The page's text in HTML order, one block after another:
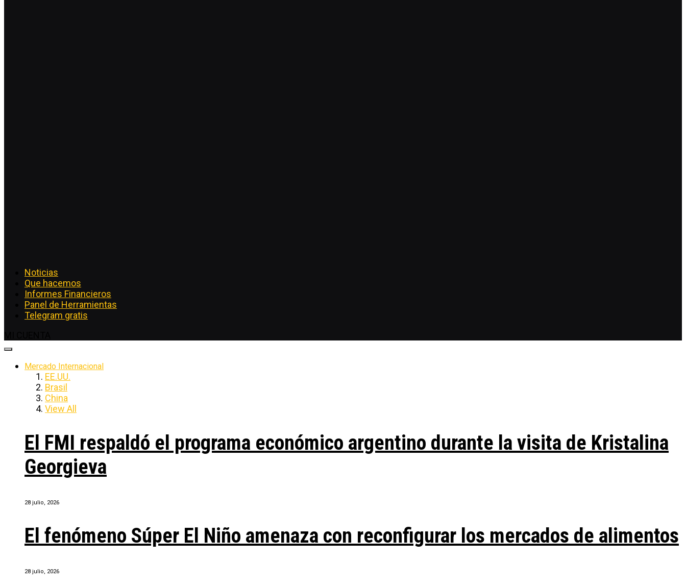
Noticias
Que hacemos
Informes Financieros
Panel de Herramientas
Telegram gratis
Mercado Internacional
EE.UU.
Brasil
China
View All
El FMI respaldó el programa económico argentino durante la visita de Kristalina
Georgieva
28 julio, 2026
El fenómeno Súper El Niño amenaza con reconfigurar los mercados de alimentos
28 julio, 2026